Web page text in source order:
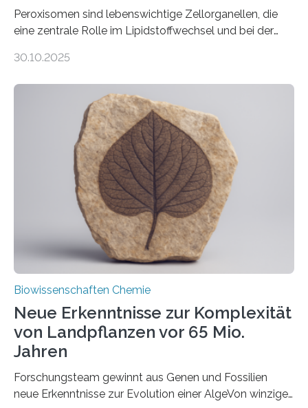
Peroxisomen sind lebenswichtige Zellorganellen, die
eine zentrale Rolle im Lipidstoffwechsel und bei der
erfüllen können, müssen zahlreiche Enzyme präzise in
der Ruhr-Universität Bochum um Prof. Dr. Ralf Erdmann
und Dr. Ismaila Francis Yusuf hat nun einen bislang
unbekannten Qualitätskontrollmechanismus des
peroxisomalen Proteintransports in der Bäckerhefe
Saccharomyces cerevisiae entdeckt, der für die
Funktionsfähigkeit der Organellen entscheidend ist. Die
Studie wurde am 28. Oktober 2025 in der
Fachzeitschrift…
30.10.2025
Biowissenschaften Chemie
Neue Erkenntnisse zur Komplexität
von Landpflanzen vor 65 Mio.
Jahren
Forschungsteam gewinnt aus Genen und Fossilien
neue Erkenntnisse zur Evolution einer AlgeVon winzigen